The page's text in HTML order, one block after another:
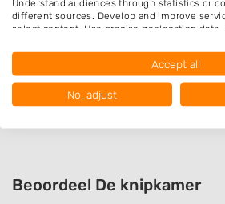
Schoonheidssalon
Openingstijden
Op afspraak
Beoordeel De knipkamer
Understand audiences through statistics or
different sources. Develop and improve
select content. Use precise geolocation data.
Data may be shared outside of the European
Your consent and the cookie policy applies
View Partner List (1016 IAB Vendors)
We use your data for the following purposes:
Accept all
No, adjust